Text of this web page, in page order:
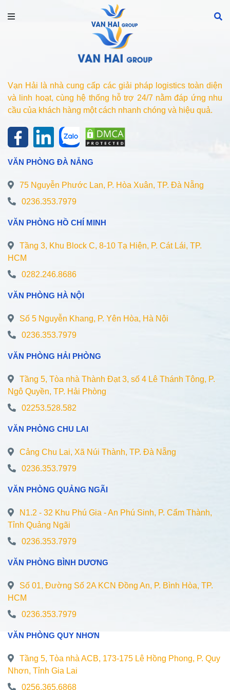
Vạn Hải là nhà cung cấp các giải pháp logistics toàn diện
và linh hoạt, cùng hệ thống hỗ trợ 24/7 nằm đáp ứng nhu
cầu của khách hàng một cách nhanh chóng và hiệu quả.
VĂN PHÒNG ĐÀ NẴNG
75 Nguyễn Phước Lan, P. Hòa Xuân, TP. Đà Nẵng
0236.353.7979
VĂN PHÒNG QUY NHƠN
Tầng 5, Tòa nhà ACB, 173-175 Lê Hồng Phong, P. Quy
Nhơn, Tỉnh Gia Lai
0256.365.6868
VĂN PHÒNG HỒ CHÍ MINH
Tầng 3, Khu Block C, 8-10 Tạ Hiện, P. Cát Lái, TP.
HCM
0282.246.8686
VĂN PHÒNG HÀ NỘI
Số 5 Nguyễn Khang, P. Yên Hòa, Hà Nội
0236.353.7979
VĂN PHÒNG HẢI PHÒNG
Tầng 5, Tòa nhà Thành Đạt 3, số 4 Lê Thánh Tông, P.
Ngô Quyền, TP. Hải Phòng
02253.528.582
VĂN PHÒNG CHU LAI
Cảng Chu Lai, Xã Núi Thành, TP. Đà Nẵng
0236.353.7979
VĂN PHÒNG QUẢNG NGÃI
N1.2 - 32 Khu Phú Gia - An Phú Sinh, P. Cẩm Thành,
Tỉnh Quảng Ngãi
0236.353.7979
VĂN PHÒNG BÌNH DƯƠNG
Số 01, Đường Số 2A KCN Đồng An, P. Bình Hòa, TP.
HCM
0236.353.7979